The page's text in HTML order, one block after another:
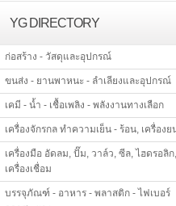
YG DIRECTORY
ก่อสร้าง - วัสดุและอุปกรณ์
ขนส่ง - ยานพาหนะ - ลำเลียงและอุปกรณ์
เคมี - น้ำ - เชื้อเพลิง - พลังงานทางเลือก
เครื่องจักรกล ทำความเย็น - ร้อน, เครื่องย
เครื่องมือ อัดลม, ปั๊ม, วาล์ว, ซีล, ไฮดรอลิก,
เครื่องเชื่อม
บรรจุภัณฑ์ - อาหาร - พลาสติก - ไฟเบอร์